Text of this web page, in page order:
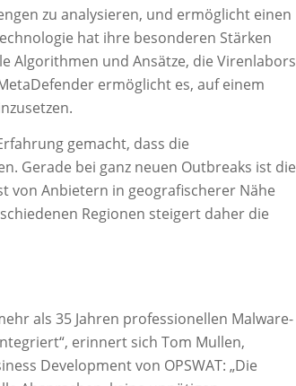
zu analysieren, und ermöglicht einen
hat ihre besonderen Stärken
Algorithmen und Ansätze, die Virenlabors
ermöglicht es, auf einem
gemacht, dass die
Gerade bei ganz neuen Outbreaks ist die
von Anbietern in geografischerer Nähe
Regionen steigert daher die
als 35 Jahren professionellen Malware-
erinnert sich Tom Mullen,
Development von OPSWAT: „Die